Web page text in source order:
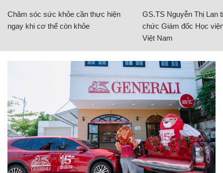
Chăm sóc sức khỏe cần thực hiện
ngay khi cơ thể còn khỏe
GS.TS Nguyễn Thị Lan
chức Giám đốc Học
Việt Nam